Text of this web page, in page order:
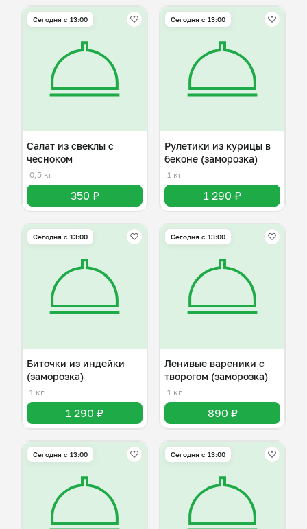
Сегодня с 13:00
Салат из свеклы с
чесноком
0,5 кг
350 ₽
Сегодня с 13:00
Рулетики из курицы в
беконе (заморозка)
1 кг
1 290 ₽
Сегодня с 13:00
Биточки из индейки
(заморозка)
1 кг
1 290 ₽
Сегодня с 13:00
Ленивые вареники с
творогом (заморозка)
1 кг
890 ₽
Сегодня с 13:00 Сегодня с 13:00